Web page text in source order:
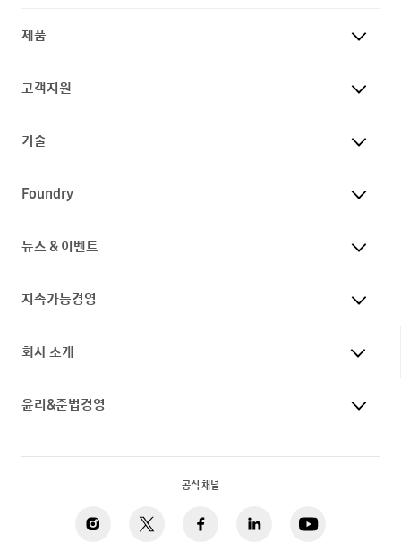
제품
고객지원
기술
Foundry
뉴스 & 이벤트
지속가능경영
회사 소개
윤리&준법경영
공식 채널